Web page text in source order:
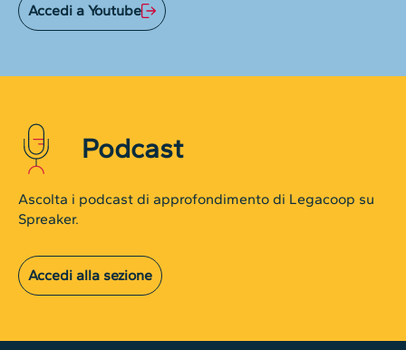
Accedi a Youtube
Podcast
Ascolta i podcast di approfondimento di Legacoop su
Spreaker.
Accedi alla sezione